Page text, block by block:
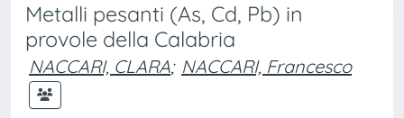
Metalli pesanti (As, Cd, Pb) in
provole della Calabria
NACCARI, CLARA; NACCARI, Francesco